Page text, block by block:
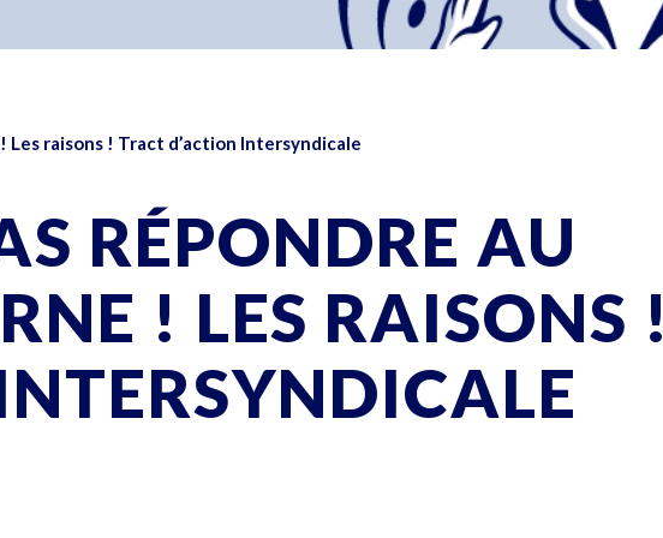
raisons ! Tract d’action Intersyndicale
RÉPONDRE AU
! LES RAISONS !